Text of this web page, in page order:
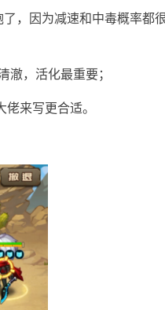
，因为减速和中毒概率都很
，活化最重要；
来写更合适。